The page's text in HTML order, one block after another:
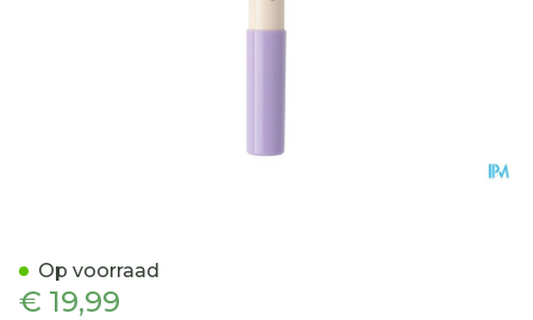
€ 19,99
Op voorraad